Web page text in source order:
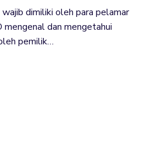
dimiliki oleh para pelamar
mengenal dan mengetahui
pemilik…